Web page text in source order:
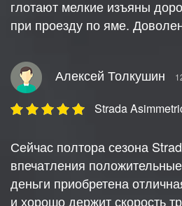
глотают мелкие изъяны
при проезду по яме.
Алексей Толкушин
Strada
Сейчас полтора сезона
впечатления
деньги приобретена
и хорошо держит скорость